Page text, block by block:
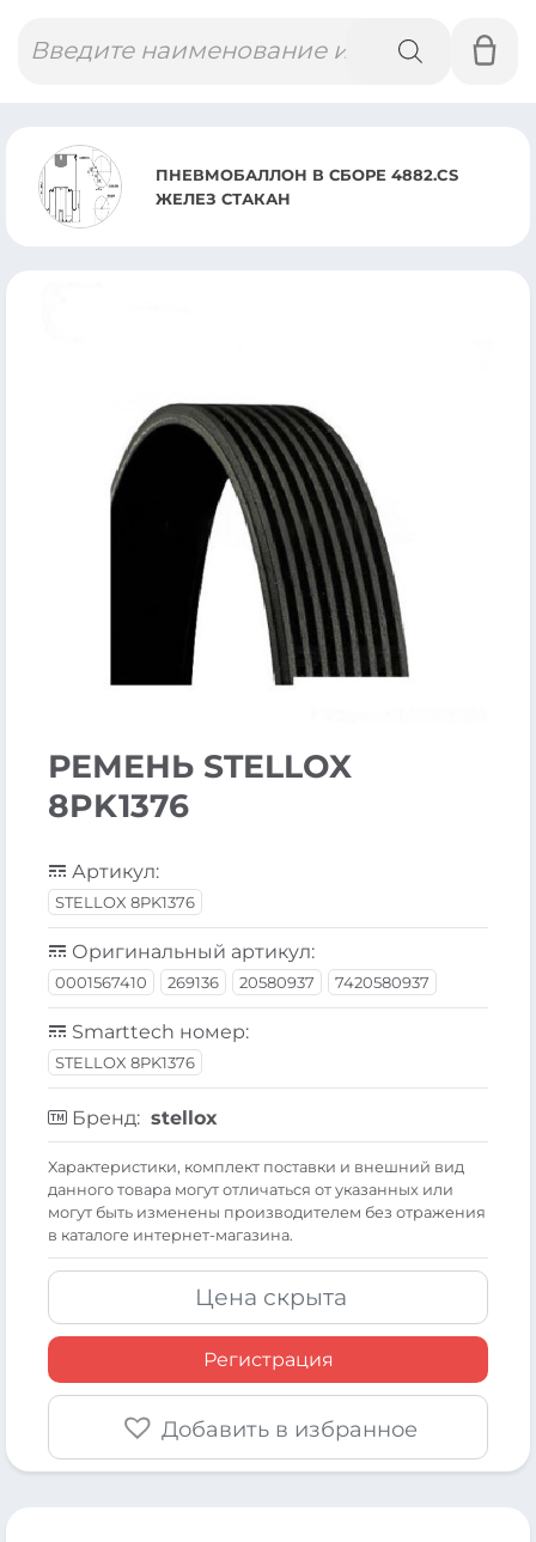
товаров
ПНЕВМОБАЛЛОН В СБОРЕ 4882.CS
ЖЕЛЕЗ СТАКАН
РЕМЕНЬ STELLOX
8PK1376
Артикул:
STELLOX 8PK1376
Оригинальный артикул:
0001567410 269136 20580937 7420580937
Smarttech номер:
STELLOX 8PK1376
Бренд: stellox
Xарактеристики, комплект поставки и внешний вид
данного товара могут отличаться от указанных или
могут быть изменены производителем без отражения
в каталоге интернет-магазина.
Цена скрыта
Регистрация
Добавить в избранное